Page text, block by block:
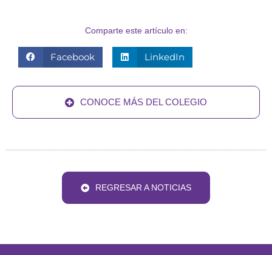
Comparte este artículo en:
Facebook LinkedIn
CONOCE MÁS DEL COLEGIO
REGRESAR A NOTICIAS